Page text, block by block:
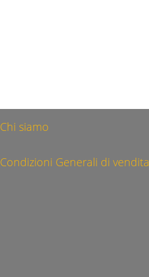
Chi siamo
Condizioni Generali di vendita